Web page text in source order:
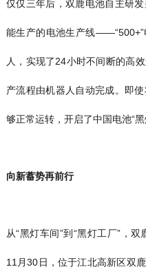
仅仅三年后，双鹿电池自主研
能生产的电池生产线
人，实现了24小时不间断的高
产流程由机器人自动完成。即
够正常运转，开启了中国电池“黑
向新蓄势再前行
从“黑灯车间”到“黑灯工厂”，
11月30日，位于江北高新区双